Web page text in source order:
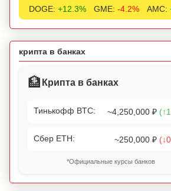
DOGE: +12.3% GME: -4.2% AMC:
крипта в банках
🏦 Крипта в банках
Тинькофф BTC: ~4,250,000 ₽
Сбер ETH: ~250,000 ₽
*Официальные курсы банков